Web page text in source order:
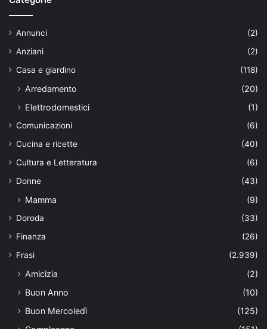
Annunci
(2)
Anziani
(2)
Casa e giardino
(118)
Arredamento
(20)
Elettrodomestici
(1)
Comunicazioni
(6)
Cucina e ricette
(40)
Cultura e Letteratura
(6)
Donne
(43)
Mamma (9)
Doroda
(33)
Finanza
(26)
Frasi
(2.939)
Amicizia
(2)
Buon Anno
(10)
Buon Mercoledì
(125)